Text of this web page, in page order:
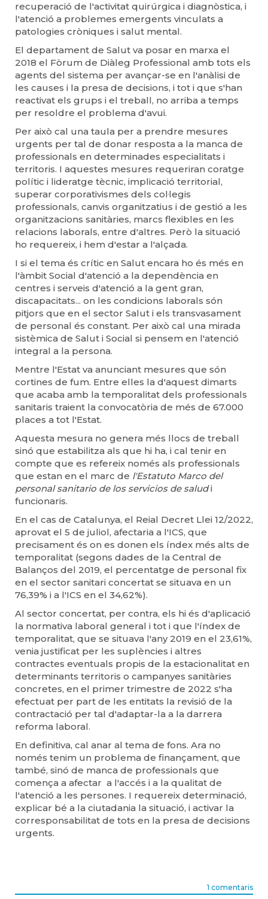
recuperació de l'activitat quirúrgica i diagnòstica, i
l'atenció a problemes emergents vinculats a
patologies cròniques i salut mental.
El departament de Salut va posar en marxa el
2018 el Fòrum de Diàleg Professional amb tots els
agents del sistema per avançar-se en l'anàlisi de
les causes i la presa de decisions, i tot i que s'han
reactivat els grups i el treball, no arriba a temps
per resoldre el problema d'avui.
Per això cal una taula per a prendre mesures
urgents per tal de donar resposta a la manca de
professionals en determinades especialitats i
territoris. I aquestes mesures requeriran coratge
polític i lideratge tècnic, implicació territorial,
superar corporativismes dels col·legis
professionals, canvis organitzatius i de gestió a les
organitzacions sanitàries, marcs flexibles en les
relacions laborals, entre d'altres. Però la situació
ho requereix, i hem d'estar a l'alçada.
I si el tema és crític en Salut encara ho és més en
l'àmbit Social d'atenció a la dependència en
centres i serveis d'atenció a la gent gran,
discapacitats... on les condicions laborals són
pitjors que en el sector Salut i els transvasament
de personal és constant. Per això cal una mirada
sistèmica de Salut i Social si pensem en l'atenció
integral a la persona.
Mentre l'Estat va anunciant mesures que són
cortines de fum. Entre elles la d'aquest dimarts
que acaba amb la temporalitat dels professionals
sanitaris traient la convocatòria de més de 67.000
places a tot l'Estat.
Aquesta mesura no genera més llocs de treball
sinó que estabilitza als que hi ha, i cal tenir en
compte que es refereix només als professionals
que estan en el marc de l'Estatuto Marco del
personal sanitario de los servicios de saludi
funcionaris.
En el cas de Catalunya, el Reial Decret Llei 12/2022,
aprovat el 5 de juliol, afectaria a l'ICS, que
precisament és on es donen els índex més alts de
temporalitat (segons dades de la Central de
Balanços del 2019, el percentatge de personal fix
en el sector sanitari concertat se situava en un
76,39% i a l'ICS en el 34,62%).
Al sector concertat, per contra, els hi és d'aplicació
la normativa laboral general i tot i que l'índex de
temporalitat, que se situava l'any 2019 en el 23,61%,
venia justificat per les suplències i altres
contractes eventuals propis de la estacionalitat en
determinants territoris o campanyes sanitàries
concretes, en el primer trimestre de 2022 s'ha
efectuat per part de les entitats la revisió de la
contractació per tal d'adaptar-la a la darrera
reforma laboral.
En definitiva, cal anar al tema de fons. Ara no
només tenim un problema de finançament, que
també, sinó de manca de professionals que
comença a afectar a l'accés i a la qualitat de
l'atenció a les persones. I requereix determinació,
explicar bé a la ciutadania la situació, i activar la
corresponsabilitat de tots en la presa de decisions
urgents.
1 comentaris